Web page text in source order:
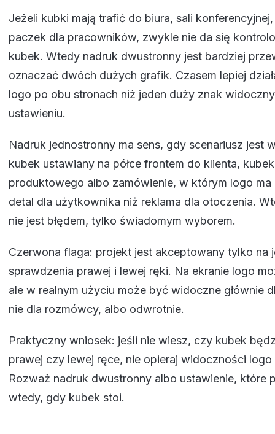
Jeżeli kubki mają trafić do biura, sali
paczek dla pracowników, zwykle nie da się
kubek. Wtedy nadruk dwustronny jest bardziej
oznaczać dwóch dużych grafik. Czasem lepiej
logo po obu stronach niż jeden duży znak
ustawieniu.
Nadruk jednostronny ma sens, gdy scenariusz jest
kubek ustawiany na półce frontem do klienta,
produktowego albo zamówienie, w którym logo ma
detal dla użytkownika niż reklama dla otoczenia.
nie jest błędem, tylko świadomym wyborem.
Czerwona flaga: projekt jest akceptowany tylko na
sprawdzenia prawej i lewej ręki. Na ekranie logo
ale w realnym użyciu może być widoczne głównie
nie dla rozmówcy, albo odwrotnie.
Praktyczny wniosek: jeśli nie wiesz, czy kubek
prawej czy lewej ręce, nie opieraj widoczności logo
Rozważ nadruk dwustronny albo ustawienie, które
wtedy, gdy kubek stoi.